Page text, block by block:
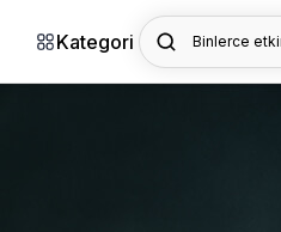
Kategori Binlerce